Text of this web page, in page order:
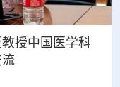
授中国医学科